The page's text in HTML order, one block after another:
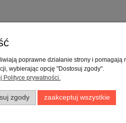
Twoje
poprawne działanie strony i
wybierając opcję "Dostosuj zgody".
Polityce prywatności.
zgody zaakceptuj wszystkie